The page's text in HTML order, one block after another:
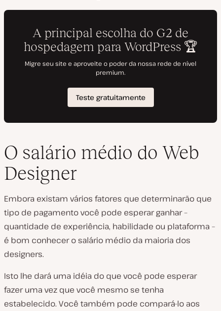
O salário médio do Web
Designer
Embora existam vários fatores que determinarão que
tipo de pagamento você pode esperar ganhar –
quantidade de experiência, habilidade ou plataforma –
é bom conhecer o salário médio da maioria dos
designers.
Isto lhe dará uma idéia do que você pode esperar
fazer uma vez que você mesmo se tenha
estabelecido. Você também pode compará-lo aos